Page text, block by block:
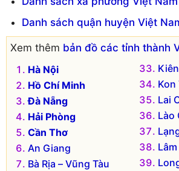
Danh sách quận huyện Việt
Xem thêm bản đồ các tỉnh thành
Hà Nội
Hồ Chí Minh
Đà Nẵng
Hải Phòng
Cần Thơ
An Giang
Bà Rịa – Vũng Tàu
Kon
Lai
Lào